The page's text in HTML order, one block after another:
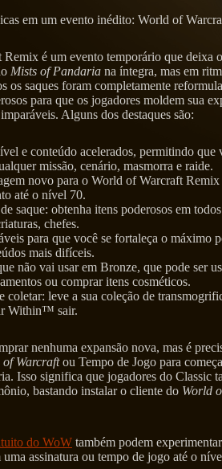
em um evento inédito: World of
é um evento temporário que deixa
Mists of Pandaria na íntegra, mas em
os saques foram completamente
para que os jogadores moldem sua
Alguns dos destaques são:
e conteúdo acelerados, permitindo que
missão, cenário, masmorra e raide.
novo para o World of Warcraft
até o nível 70.
saque: obtenha itens poderosos em
chefes.
para que você se fortaleça o máximo
mais difíceis.
não vai usar em Bronze, que pode ser
ou comprar itens cosméticos.
coletar: leve a sua coleção de
Within™ sair.
nenhuma expansão nova, mas é
of Warcraftou Tempo de Jogo para
Isso significa que jogadores do Classic
bastando instalar o cliente do World
do WoW também podem
assinatura ou tempo de jogo até o